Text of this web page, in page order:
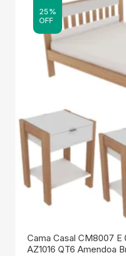
25%
OFF
Cama Casal CM8007
AZ1016 QT6 Amendoa